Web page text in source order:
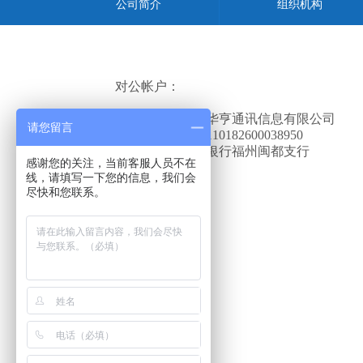
公司简介 组织机构
对公帐户：
单位名称：福州华亨通讯信息有限公司
银行帐号：7341110182600038950
开户银行：中信银行福州闽都支行
请您留言
感谢您的关注，当前客服人员不在
线，请填写一下您的信息，我们会
尽快和您联系。